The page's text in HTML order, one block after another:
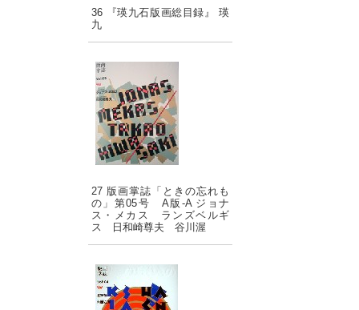
36 『瑛九石版画総目録』 瑛
九
27 版画掌誌「ときの忘れも
の」第05号 A版-A ジョナ
ス・メカス ランズベルギ
ス 日和崎尊夫 谷川渥